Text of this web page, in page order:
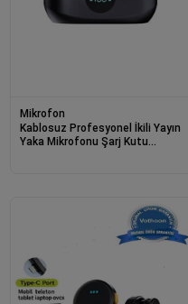
Mikrofon
Kablosuz Profesyonel İkili Yayın
Yaka Mikrofonu Şarj Kutu